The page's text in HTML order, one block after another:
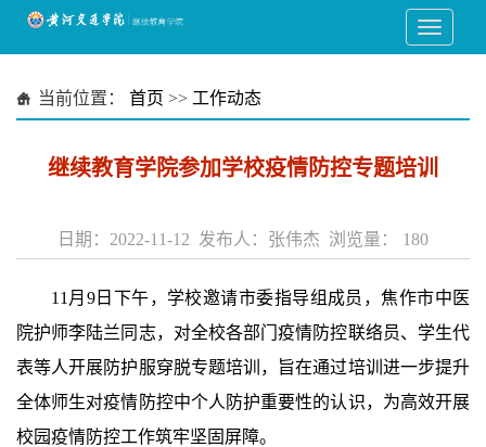
当前位置： 首页 >> 工作动态
继续教育学院参加学校疫情防控专题培训
日期：2022-11-12 发布人：张伟杰 浏览量： 180
11月9日下午，学校邀请市委指导组成员，焦作市中医
院护师李陆兰同志，对全校各部门疫情防控联络员、学生代
表等人开展防护服穿脱专题培训，旨在通过培训进一步提升
全体师生对疫情防控中个人防护重要性的认识，为高效开展
校园疫情防控工作筑牢坚固屏障。